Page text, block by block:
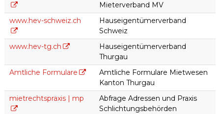
Mieterverband MV
www.hev-schweiz.ch
Hauseigentümerverband
Schweiz
www.hev-tg.ch
Hauseigentümerverband
Thurgau
Amtliche Formulare
Amtliche Formulare Mietwesen
Kanton Thurgau
mietrechtspraxis | mp
Abfrage Adressen und Praxis
Schlichtungsbehörden